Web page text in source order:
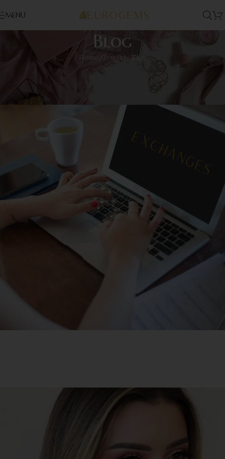
Skip to navigation
Skip to main content
MENU
Blog
Home Jewerly Tips
Política de Garantía y Cambios